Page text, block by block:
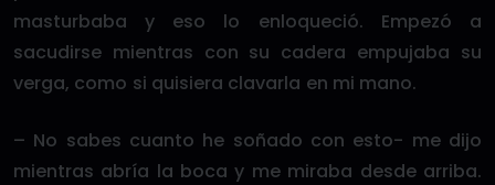
masturbaba y eso lo enloqueció. Empezó a
sacudirse mientras con su cadera empujaba su
verga, como si quisiera clavarla en mi mano.
– No sabes cuanto he soñado con esto- me dijo
mientras abría la boca y me miraba desde arriba.